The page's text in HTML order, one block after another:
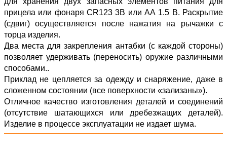
прицела или фонаря CR123 3В или АА 1.5 В. Раскрытие
(сдвиг) осуществляется после нажатия на рычажки с
торца изделия.
Два места для закрепления антабки (с каждой стороны)
позволяет удерживать (переносить) оружие различными
способами..
Приклад не цепляется за одежду и снаряжение, даже в
сложенном состоянии (все поверхности «зализаны»).
Отличное качество изготовления деталей и соединений
(отсутствие шатающихся или дребезжащих деталей).
Изделие в процессе эксплуатации не издает шума.